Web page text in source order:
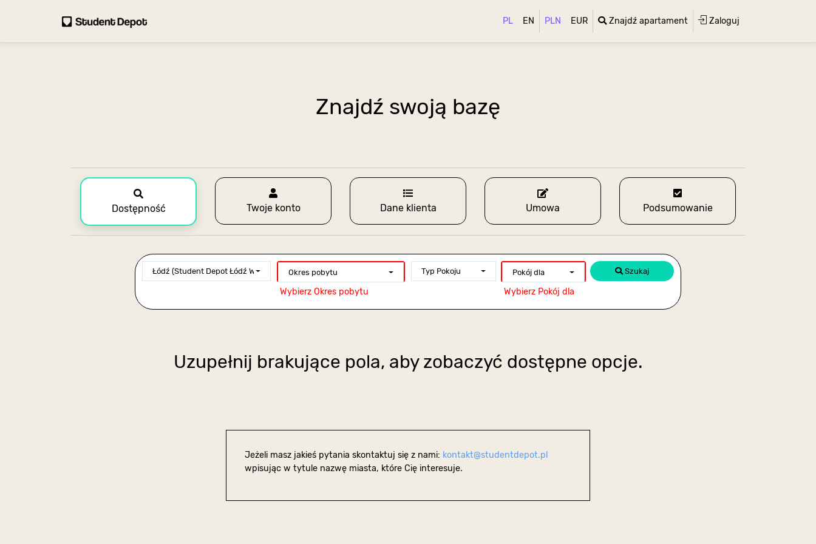
PL EN PLN EUR Znajdź apartament Zaloguj
Znajdź swoją bazę
Dostępność Twoje konto Dane klienta Umowa Podsumowanie
Łódź (Student Depot Łódź Wróblewskiego)Okres pobytu
Wybierz Okres pobytu
Typ Pokoju Pokój dla
Wybierz Pokój dla
Szukaj
Uzupełnij brakujące pola, aby zobaczyć dostępne opcje.
Jeżeli masz jakieś pytania skontaktuj się z nami: kontakt@studentdepot.pl
wpisując w tytule nazwę miasta, które Cię interesuje.